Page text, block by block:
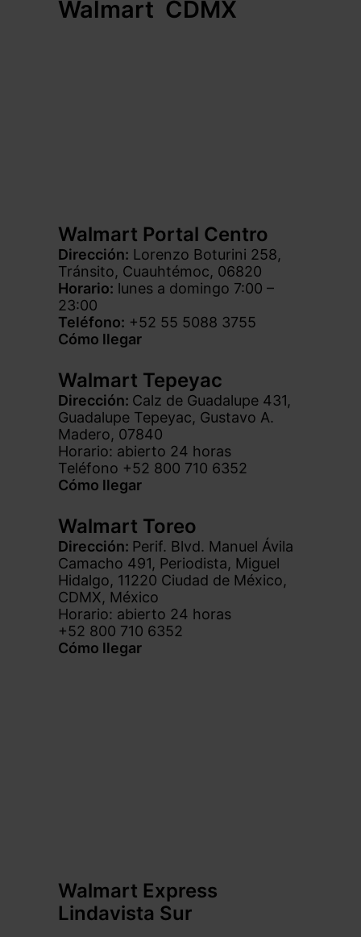
Walmart CDMX
Walmart Portal Centro
Dirección: Lorenzo Boturini 258,
Tránsito, Cuauhtémoc, 06820
Horario: lunes a domingo 7:00 –
23:00
Teléfono: +52 55 5088 3755
Cómo llegar
Walmart Tepeyac
Dirección: Calz de Guadalupe 431,
Guadalupe Tepeyac, Gustavo A.
Madero, 07840
Horario: abierto 24 horas
Teléfono +52 800 710 6352
Cómo llegar
Walmart Toreo
Dirección: Perif. Blvd. Manuel Ávila
Camacho 491, Periodista, Miguel
Hidalgo, 11220 Ciudad de México,
CDMX, México
Horario: abierto 24 horas
+52 800 710 6352
Cómo llegar
Walmart Express
Lindavista Sur